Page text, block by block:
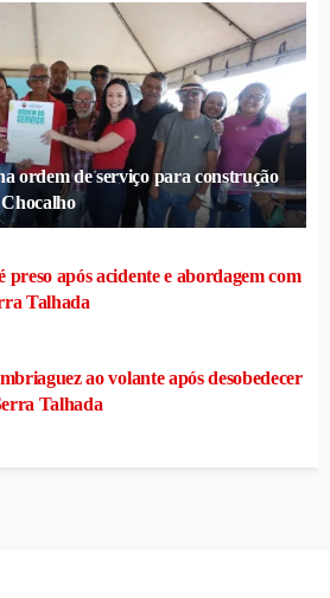
ordem de serviço para construção
Chocalho
após acidente e abordagem com
Talhada
ao volante após desobedecer
Talhada